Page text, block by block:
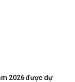
2026 được dự